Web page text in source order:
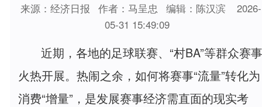
来源：经济日报 作者：马呈忠 编辑：陈汉滨
2026-
05-31 15:49:09
近期，各地的足球联赛、“村BA”等群众赛
火热开展。热闹之余，如何将赛事“流量”转化为
消费“增量”，是发展赛事经济需直面的现实考